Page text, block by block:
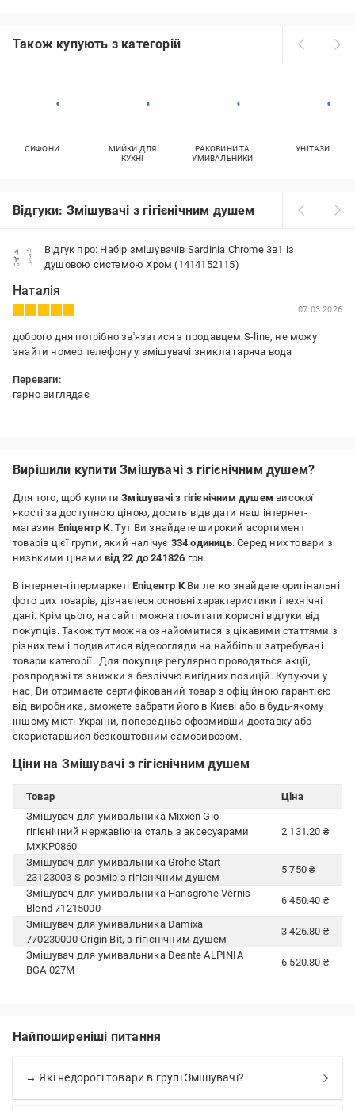
Також купують з категорій
СИФОНИ
МИЙКИ ДЛЯ
КУХНІ
РАКОВИНИ ТА
УМИВАЛЬНИКИ
УНІТАЗИ
Відгуки: Змішувачі з гігієнічним душем
Відгук про: Набір змішувачів Sardinia Chrome 3в1 із
душовою системою Хром (1414152115)
Наталія
07.03.2026
доброго дня потрібно зв'язатися з продавцем S-line, не можу
знайти номер телефону у змішувачі зникла гаряча вода
Переваги:
гарно виглядає
Вирішили купити Змішувачі з гігієнічним душем?
Для того, щоб купитиЗмішувачі з гігієнічним душем високої
якості за доступною ціною, досить відвідати наш інтернет-
магазин Епіцентр К. Тут Ви знайдете широкий асортимент
товарів цієї групи, який налічує 334 одиниць. Серед них товари з
низькими цінамивід 22 до 241826 грн.
В інтернет-гіпермаркеті Епіцентр КВи легко знайдете оригінальні
фото цих товарів, дізнаєтеся основні характеристики і технічні
дані. Крім цього, на сайті можна почитати корисні відгуки від
покупців. Також тут можна ознайомитися з цікавими статтями з
різних тем і подивитися відеоогляди на найбільш затребувані
товари категорії . Для покупця регулярно проводяться акції,
розпродажі та знижки з безліччю вигідних позицій. Купуючи у
нас, Ви отримаєте сертифікований товар з офіційною гарантією
від виробника, зможете забрати його в Києві або в будь-якому
іншому місті України, попередньо оформивши доставку або
скориставшися безкоштовним самовивозом.
Ціни на Змішувачі з гігієнічним душем
Товар
Ціна
Змішувач для умивальника Mixxen Gio
гігієнічний нержавіюча сталь з аксесуарами
MXKP0860
2 131.20 ₴
Змішувач для умивальника Grohe Start
23123003 S-розмір з гігієнічним душем
5 750 ₴
Змішувач для умивальника Hansgrohe Vernis
Blend 71215000
6 450.40 ₴
Змішувач для умивальника Damixa
770230000 Origin Bit, з гігієнічним душем
3 426.80 ₴
Змішувач для умивальника Deante ALPINIA
BGA 027M
6 520.80 ₴
Найпоширеніші питання
→ Які недорогі товари в групі Змішувачі?